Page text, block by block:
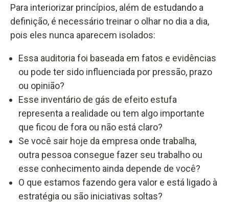
Para interiorizar princípios, além de estudando a
definição, é necessário treinar o olhar no dia a dia,
pois eles nunca aparecem isolados:
Essa auditoria foi baseada em fatos e evidências
ou pode ter sido influenciada por pressão, prazo
ou opinião?
Esse inventário de gás de efeito estufa
representa a realidade ou tem algo importante
que ficou de fora ou não está claro?
Se você sair hoje da empresa onde trabalha,
outra pessoa consegue fazer seu trabalho ou
esse conhecimento ainda depende de você?
O que estamos fazendo gera valor e está ligado à
estratégia ou são iniciativas soltas?